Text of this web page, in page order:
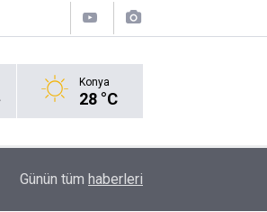
Konya
28 °C
Görüntü: Muhtarlık Bahçesinde
Günün tüm haberleri